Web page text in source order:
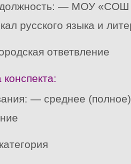
— МОУ «СОШ
русского языка и
ответвление
— среднее